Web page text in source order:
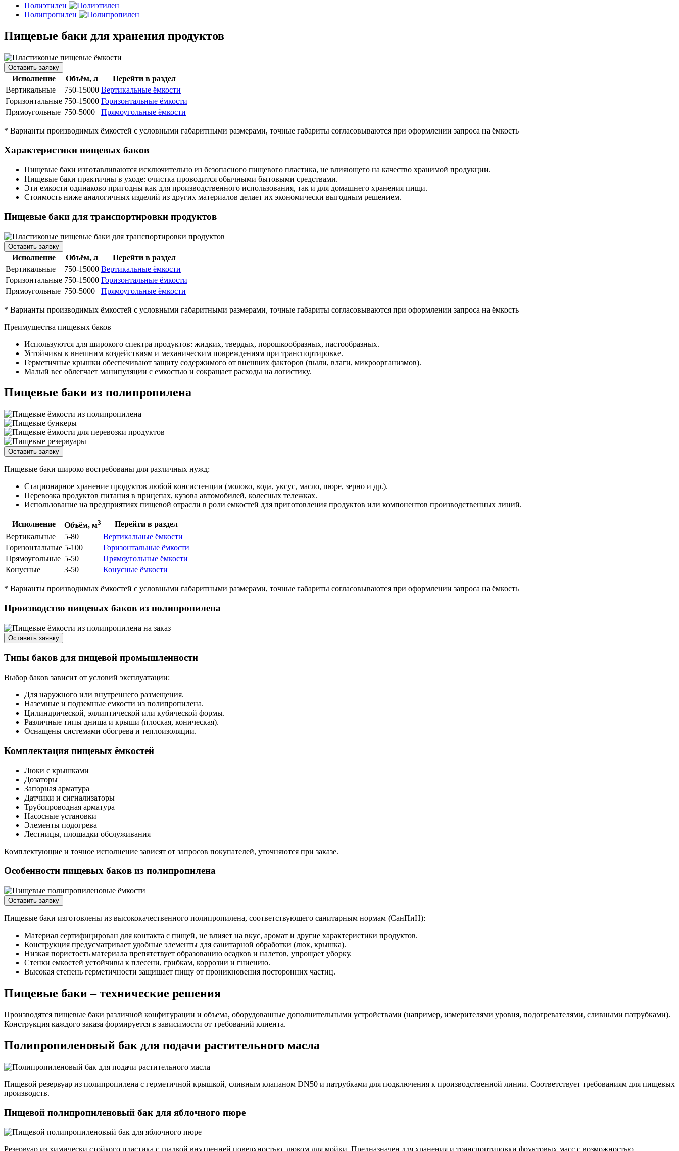
Полиэтилен
Полипропилен
Пищевые баки для хранения продуктов
Оставить заявку
Исполнение Объём, л
Перейти в раздел
Вертикальные
750-15000 Вертикальные ёмкости
Горизонтальные 750-15000 Горизонтальные ёмкости
Прямоугольные 750-5000 Прямоугольные ёмкости
* Варианты производимых ёмкостей с условными габаритными размерами, точные габариты согласовываются при оформлении запроса на ёмкость
Характеристики пищевых баков
Пищевые баки изготавливаются исключительно из безопасного пищевого пластика, не влияющего на качество хранимой продукции.
Пищевые баки практичны в уходе: очистка проводится обычными бытовыми средствами.
Эти емкости одинаково пригодны как для производственного использования, так и для домашнего хранения пищи.
Стоимость ниже аналогичных изделий из других материалов делает их экономически выгодным решением.
Пищевые баки для транспортировки продуктов
Оставить заявку
Исполнение Объём, л
Перейти в раздел
Вертикальные
750-15000 Вертикальные ёмкости
Горизонтальные 750-15000 Горизонтальные ёмкости
Прямоугольные 750-5000 Прямоугольные ёмкости
* Варианты производимых ёмкостей с условными габаритными размерами, точные габариты согласовываются при оформлении запроса на ёмкость
Преимущества пищевых баков
Используются для широкого спектра продуктов: жидких, твердых, порошкообразных, пастообразных.
Устойчивы к внешним воздействиям и механическим повреждениям при транспортировке.
Герметичные крышки обеспечивают защиту содержимого от внешних факторов (пыли, влаги, микроорганизмов).
Малый вес облегчает манипуляции с емкостью и сокращает расходы на логистику.
Пищевые баки из полипропилена
Оставить заявку
Пищевые баки широко востребованы для различных нужд:
Стационарное хранение продуктов любой консистенции (молоко, вода, уксус, масло, пюре, зерно и др.).
Перевозка продуктов питания в прицепах, кузова автомобилей, колесных тележках.
Использование на предприятиях пищевой отрасли в роли емкостей для приготовления продуктов или компонентов производственных линий.
Исполнение Объём, м3
Перейти в раздел
Вертикальные
5-80
Вертикальные ёмкости
Горизонтальные 5-100
Горизонтальные ёмкости
Прямоугольные 5-50
Прямоугольные ёмкости
Конусные
3-50 Конусные ёмкости
* Варианты производимых ёмкостей с условными габаритными размерами, точные габариты согласовываются при оформлении запроса на ёмкость
Производство пищевых баков из полипропилена
Оставить заявку
Типы баков для пищевой промышленности
Выбор баков зависит от условий эксплуатации:
Для наружного или внутреннего размещения.
Наземные и подземные емкости из полипропилена.
Цилиндрической, эллиптической или кубической формы.
Различные типы днища и крыши (плоская, коническая).
Оснащены системами обогрева и теплоизоляции.
Комплектация пищевых ёмкостей
Люки с крышками
Дозаторы
Запорная арматура
Датчики и сигнализаторы
Трубопроводная арматура
Насосные установки
Элементы подогрева
Лестницы, площадки обслуживания
Комплектующие и точное исполнение зависят от запросов покупателей, уточняются при заказе.
Особенности пищевых баков из полипропилена
Оставить заявку
Пищевые баки изготовлены из высококачественного полипропилена, соответствующего санитарным нормам (СанПиН):
Материал сертифицирован для контакта с пищей, не влияет на вкус, аромат и другие характеристики продуктов.
Конструкция предусматривает удобные элементы для санитарной обработки (люк, крышка).
Низкая пористость материала препятствует образованию осадков и налетов, упрощает уборку.
Стенки емкостей устойчивы к плесени, грибкам, коррозии и гниению.
Высокая степень герметичности защищает пищу от проникновения посторонних частиц.
Пищевые баки – технические решения
Производятся пищевые баки различной конфигурации и объема, оборудованные дополнительными устройствами (например, измерителями уровня, подогревателями, сливными патрубками).
Конструкция каждого заказа формируется в зависимости от требований клиента.
Полипропиленовый бак для подачи растительного масла
Пищевой резервуар из полипропилена с герметичной крышкой, сливным клапаном DN50 и патрубками для подключения к производственной линии. Соответствует требованиям для пищевых
производств.
Пищевой полипропиленовый бак для яблочного пюре